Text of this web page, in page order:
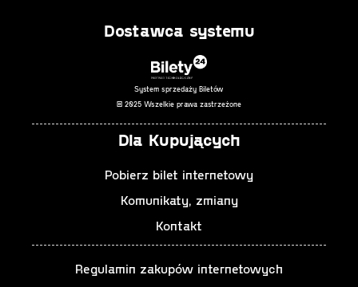
Dostawca systemu
System sprzedaży Biletów
© 2025 Wszelkie prawa zastrzeżone
Dla Kupujących
Pobierz bilet internetowy
Komunikaty, zmiany
Kontakt
Regulamin zakupów internetowych